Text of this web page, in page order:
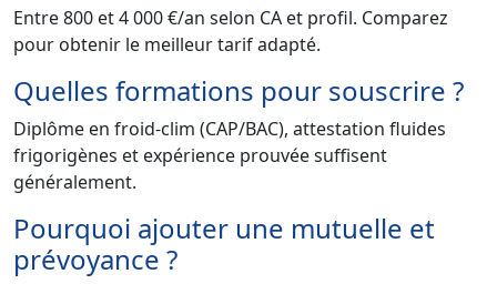
Entre 800 et 4 000 €/an selon CA et profil. Comparez
pour obtenir le meilleur tarif adapté.
Quelles formations pour souscrire ?
Diplôme en froid-clim (CAP/BAC), attestation fluides
frigorigènes et expérience prouvée suffisent
généralement.
Pourquoi ajouter une mutuelle et
prévoyance ?